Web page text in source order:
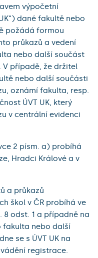
výpočetní
dané fakultě nebo
požádá formou
průkazů a vedení
nebo další součást
V případě, že držitel
nebo další součásti
oznámí fakulta, resp.
ÚVT UK, který
v centrální evidenci
2 písm. a) probíhá
Hradci Králové a v
a průkazů
škol v ČR probíhá ve
odst. 1 a případně na
fakulta nebo další
se s ÚVT UK na
registrace.